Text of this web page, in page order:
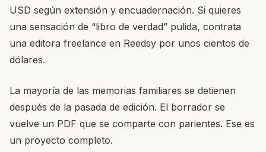
USD según extensión y encuadernación. Si quieres
una sensación de “libro de verdad” pulida, contrata
una editora freelance en Reedsy por unos cientos de
dólares.
La mayoría de las memorias familiares se detienen
después de la pasada de edición. El borrador se
vuelve un PDF que se comparte con parientes. Ese es
un proyecto completo.